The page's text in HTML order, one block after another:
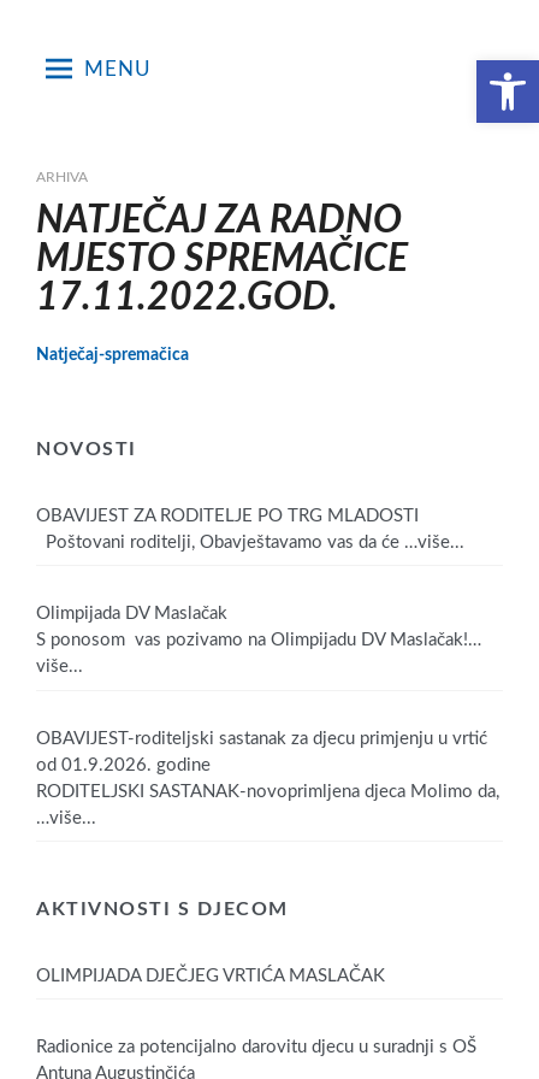
Open toolbar
MENU
ARHIVA
NATJEČAJ ZA RADNO
MJESTO SPREMAČICE
17.11.2022.GOD.
Natječaj-spremačica
NOVOSTI
OBAVIJEST ZA RODITELJE PO TRG MLADOSTI
Poštovani roditelji, Obavještavamo vas da će …više...
Olimpijada DV Maslačak
S ponosom vas pozivamo na Olimpijadu DV Maslačak!…
više...
OBAVIJEST-roditeljski sastanak za djecu primjenju u vrtić
od 01.9.2026. godine
RODITELJSKI SASTANAK-novoprimljena djeca Molimo da,
…više...
AKTIVNOSTI S DJECOM
OLIMPIJADA DJEČJEG VRTIĆA MASLAČAK
Radionice za potencijalno darovitu djecu u suradnji s OŠ
Antuna Augustinčića